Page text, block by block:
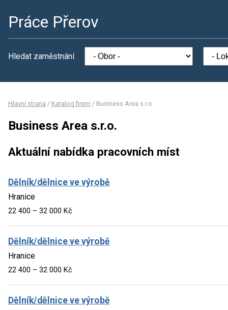
Práce Přerov
Hledat zaměstnání
Hlavní strana / Katalog firem / Business Area s.r.o.
Business Area s.r.o.
Aktuální nabídka pracovních míst
Dělník/dělnice ve výrobě
Hranice
22 400 – 32 000 Kč
Dělník/dělnice ve výrobě
Hranice
22 400 – 32 000 Kč
Dělník/dělnice ve výrobě